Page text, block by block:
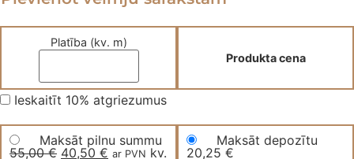
55,00 €.
Platība (kv. m)
Produkta cena
Ieskaitīt 10% atgriezumus
Maksāt pilnu summu
55,00€ Original
40,50 € Current
ar PVN kv.
Maksāt depozītu
20,25 €